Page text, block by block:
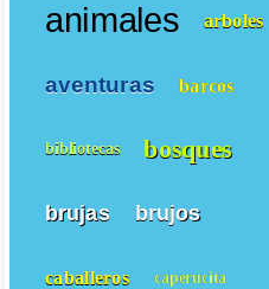
animales arboles
aventuras barcos
bibliotecas bosques
brujas brujos
caballeros caperucita